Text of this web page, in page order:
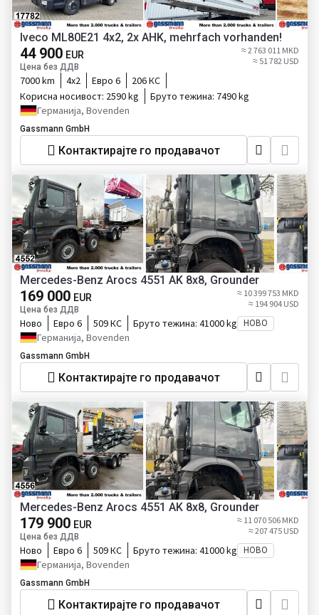
Iveco ML80E21 4x2, 2x AHK, mehrfach vorhanden!
44 900 EUR
Цена без ДДВ
≈ 2 763 011 MKD
≈ 51 782 USD
7000 km 4x2 Евро 6
206 КС
Корисна носивост: 2590 kg Бруто тежина: 7490 kg
Германија, Bovenden
Gassmann GmbH
Контактирајте го продавачот
Mercedes-Benz Arocs 4551 AK 8x8, Grounder
169 000 EUR
Цена без ДДВ
≈ 10 399 753 MKD
≈ 194 904 USD
Ново Евро 6 509 КС Бруто тежина: 41000 kg НОВО
Германија, Bovenden
Gassmann GmbH
Контактирајте го продавачот
Mercedes-Benz Arocs 4551 AK 8x8, Grounder
179 900 EUR
Цена без ДДВ
≈ 11 070 506 MKD
≈ 207 475 USD
Ново Евро 6 509 КС Бруто тежина: 41000 kg НОВО
Германија, Bovenden
Gassmann GmbH
Контактирајте го продавачот